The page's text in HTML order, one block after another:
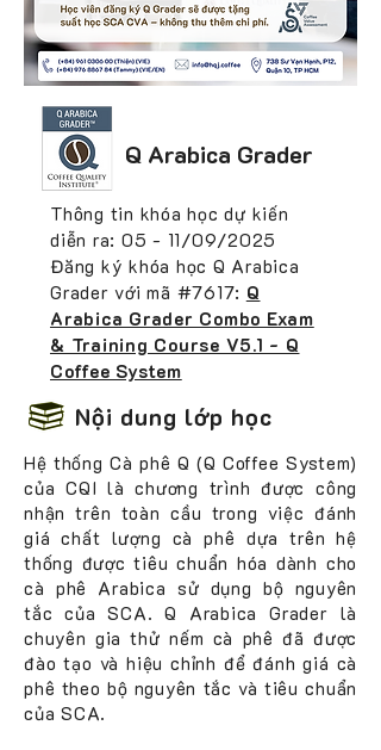
Q Arabica Grader
Thông tin khóa học dự kiến
diễn ra: 05 - 11/09/2025
Đăng ký khóa học Q Arabica
Grader với mã #7617: Q
Arabica Grader Combo Exam
& Training Course V5.1 - Q
Coffee System
Nội dung lớp học
Hệ thống Cà phê Q (Q Coffee System)
của CQI là chương trình được công
nhận trên toàn cầu trong việc đánh
giá chất lượng cà phê dựa trên hệ
thống được tiêu chuẩn hóa dành cho
cà phê Arabica sử dụng bộ nguyên
tắc của SCA. Q Arabica Grader là
chuyên gia thử nếm cà phê đã được
đào tạo và hiệu chỉnh để đánh giá cà
phê theo bộ nguyên tắc và tiêu chuẩn
của SCA.